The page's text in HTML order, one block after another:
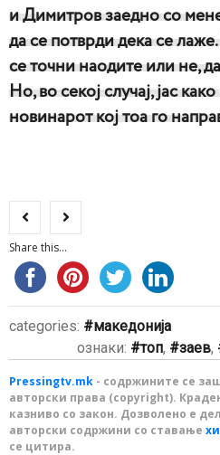
и Димитров заедно со
да се потврди дека се
се точни наодите или не,
Но, во секој случај, јас
новинарот кој тоа го
Share this...
categories:
македонија
ознаки:
топ, заев,
Pressingtv.mk - содржините се
авторски права (copyright).
казниво со закон. Дозволено е
авторски содржини со ставање
се цитира.